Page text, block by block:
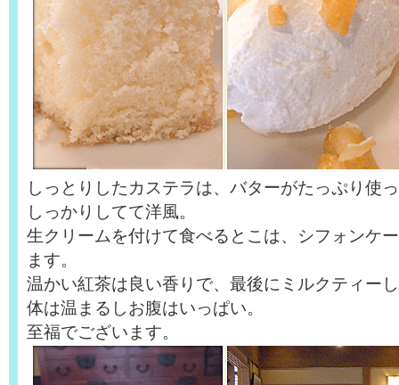
しっとりしたカステラは、バターがたっぷり使
しっかりしてて洋風。
生クリームを付けて食べるとこは、シフォンケ
ます。
温かい紅茶は良い香りで、最後にミルクティー
体は温まるしお腹はいっぱい。
至福でございます。